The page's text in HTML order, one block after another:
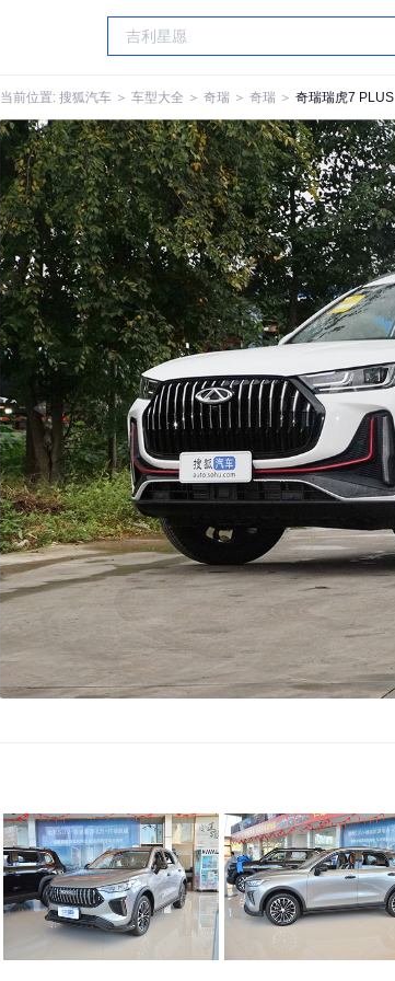
当前位置: 搜狐汽车 ＞ 车型大全 ＞ 奇瑞 ＞ 奇瑞 ＞ 奇瑞瑞虎7 PLUS